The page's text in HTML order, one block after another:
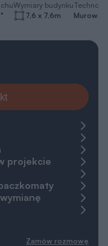
°
Wymiary budynku
7,6 x 7,6m
Murowa
projekcie
Zamów rozmowę